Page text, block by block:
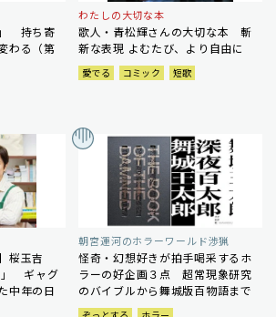
持ち寄
わる（第
わたしの大切な本
歌人・青松輝さんの大切な本 斬
新な表現 よむたび、より自由に
愛でる コミック 短歌
桜玉吉
」 ギャグ
中年の日
朝宮運河のホラーワールド渉猟
怪奇・幻想好きが拍手喝采するホ
ラーの好企画３点 超常現象研究
のバイブルから舞城版百物語まで